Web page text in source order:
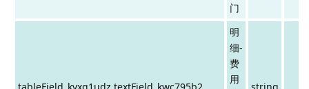
门
tableField_kvxg1udz.textField_kwc795b2
明
细-
费
用
string